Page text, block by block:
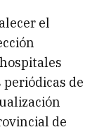
el
de
de